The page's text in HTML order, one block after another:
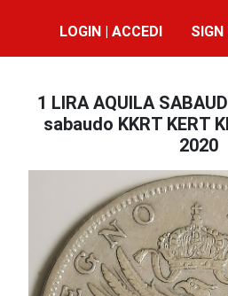
LOGIN | ACCEDI SIGN
1 LIRA AQUILA
sabaudo KKRT KERT
2020